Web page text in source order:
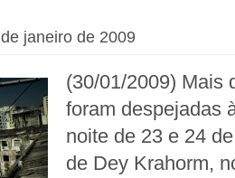
janeiro de 2009
(30/01/2009) Mais
foram despejadas
noite de 23 e 24
de Dey Krahorm,